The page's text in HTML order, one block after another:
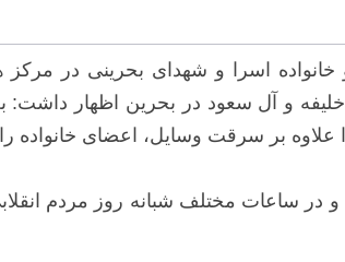
اسرا و شهدای بحرینی در مرکز
خلیفه و آل سعود در بحرین اظهار داشت:
علاوه بر سرقت وسایل، اعضای خانواده
ساعات مختلف شبانه روز مردم